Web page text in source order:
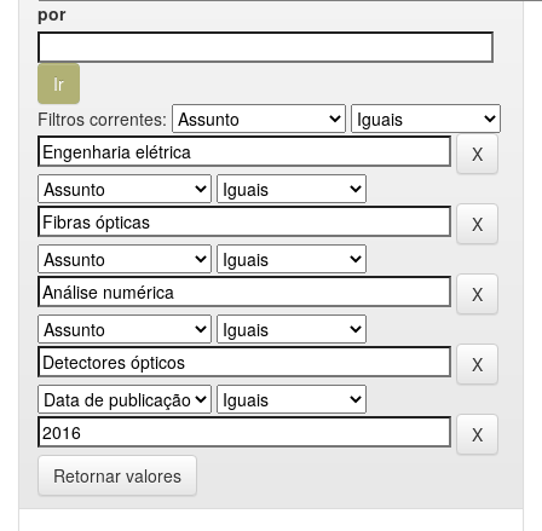
por
Filtros correntes:
Retornar valores